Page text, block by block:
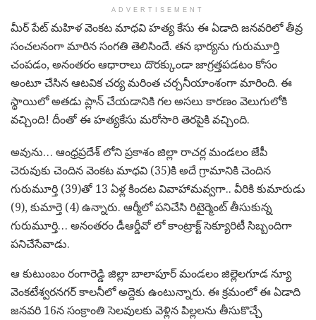
ADVERTISEMENT
మీర్ పేట్ మహిళ వెంకట మాధవి హత్య కేసు ఈ ఏడాది జనవరిలో తీవ్ర
సంచలనంగా మారిన సంగతి తెలిసిందే. తన భార్యను గురుమూర్తి
చంపడం, అనంతరం ఆధారాలు దొరక్కుండా జాగ్రత్తపడటం కోసం
అంటూ చేసిన ఆటవిక చర్య మరింత చర్చనీయాంశంగా మారింది. ఈ
స్థాయిలో అతడు ప్లాన్ చేయడానికి గల అసలు కారణం వెలుగులోకి
వచ్చింది! దీంతో ఈ హత్యకేసు మరోసారి తెరపైకి వచ్చింది.
అవును… ఆంధ్రప్రదేశ్ లోని ప్రకాశం జిల్లా రాచర్ల మండలం జేపీ
చెరువుకు చెందిన వెంకట మాధవి (35)కి అదే గ్రామానికి చెందిన
గురుమూర్తి (39)తో 13 ఏళ్ల కిందట వివాహామవ్వగా.. వీరికి కుమారుడు
(9), కుమార్తె (4) ఉన్నారు. ఆర్మీలో పనిచేసి రిటైర్మెంట్ తీసుకున్న
గురుమూర్తి… అనంతరం డీఆర్డీవో లో కాంట్రాక్ట్ సెక్యూరిటీ సిబ్బందిగా
పనిచేసేవాడు.
ఆ కుటుంబం రంగారెడ్డి జిల్లా బాలాపూర్ మండలం జిల్లెలగూడ న్యూ
వెంకటేశ్వరనగర్ కాలనీలో అద్దెకు ఉంటున్నారు. ఈ క్రమంలో ఈ ఏడాది
జనవరి 16న సంక్రాంతి సెలవులకు వెళ్లిన పిల్లలను తీసుకొచ్చే